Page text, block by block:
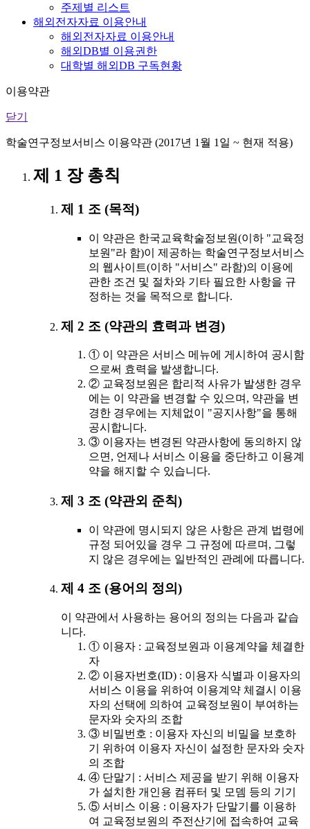
주제별 리스트
해외전자자료 이용안내
해외전자자료 이용안내
해외DB별 이용권한
대학별 해외DB 구독현황
이용약관
닫기
학술연구정보서비스 이용약관 (2017년 1월 1일 ~ 현재 적용)
제 1 장 총칙
제 1 조 (목적)
이 약관은 한국교육학술정보원(이하 "교육정
보원"라 함)이 제공하는 학술연구정보서비스
의 웹사이트(이하 "서비스" 라함)의 이용에
관한 조건 및 절차와 기타 필요한 사항을 규
정하는 것을 목적으로 합니다.
제 2 조 (약관의 효력과 변경)
① 이 약관은 서비스 메뉴에 게시하여 공시함
으로써 효력을 발생합니다.
② 교육정보원은 합리적 사유가 발생한 경우
에는 이 약관을 변경할 수 있으며, 약관을 변
경한 경우에는 지체없이 "공지사항"을 통해
공시합니다.
③ 이용자는 변경된 약관사항에 동의하지 않
으면, 언제나 서비스 이용을 중단하고 이용계
약을 해지할 수 있습니다.
제 3 조 (약관외 준칙)
이 약관에 명시되지 않은 사항은 관계 법령에
규정 되어있을 경우 그 규정에 따르며, 그렇
지 않은 경우에는 일반적인 관례에 따릅니다.
제 4 조 (용어의 정의)
이 약관에서 사용하는 용어의 정의는 다음과 같습
니다.
① 이용자 : 교육정보원과 이용계약을 체결한
자
② 이용자번호(ID) : 이용자 식별과 이용자의
서비스 이용을 위하여 이용계약 체결시 이용
자의 선택에 의하여 교육정보원이 부여하는
문자와 숫자의 조합
③ 비밀번호 : 이용자 자신의 비밀을 보호하
기 위하여 이용자 자신이 설정한 문자와 숫자
의 조합
④ 단말기 : 서비스 제공을 받기 위해 이용자
가 설치한 개인용 컴퓨터 및 모뎀 등의 기기
⑤ 서비스 이용 : 이용자가 단말기를 이용하
여 교육정보원의 주전산기에 접속하여 교육